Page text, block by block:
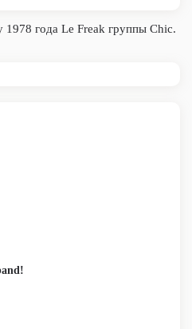
1978 года Le Freak группы Chic.